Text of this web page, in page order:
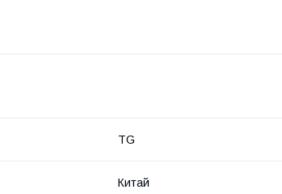
TG
Китай